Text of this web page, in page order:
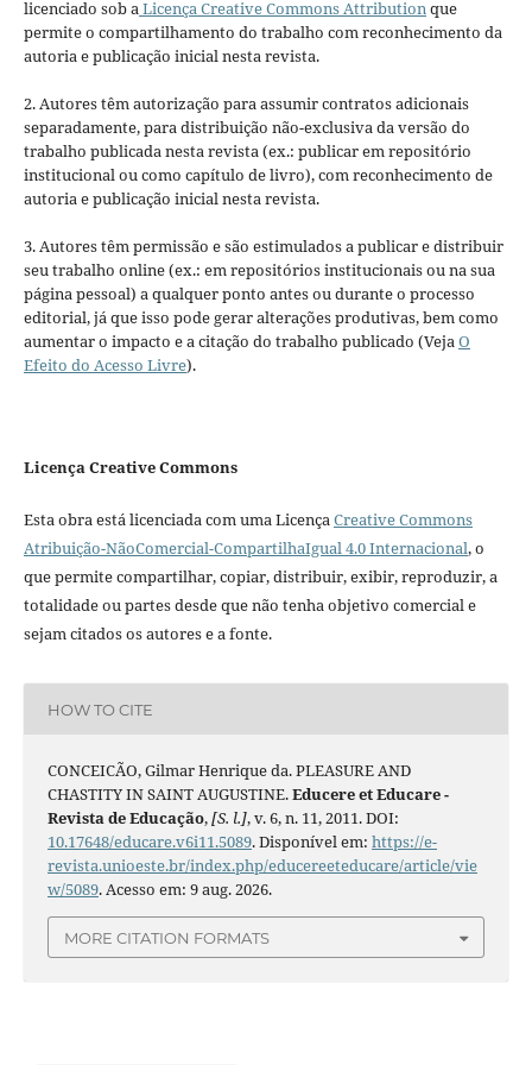
licenciado sob aLicença Creative Commons Attributionque
permite o compartilhamento do trabalho com reconhecimento da
autoria e publicação inicial nesta revista.
2. Autores têm autorização para assumir contratos adicionais
separadamente, para distribuição não-exclusiva da versão do
trabalho publicada nesta revista (ex.: publicar em repositório
institucional ou como capítulo de livro), com reconhecimento de
autoria e publicação inicial nesta revista.
3. Autores têm permissão e são estimulados a publicar e distribuir
seu trabalho online (ex.: em repositórios institucionais ou na sua
página pessoal) a qualquer ponto antes ou durante o processo
editorial, já que isso pode gerar alterações produtivas, bem como
aumentar o impacto e a citação do trabalho publicado (VejaO
Efeito do Acesso Livre).
Licença Creative Commons
Esta obra está licenciada com uma LicençaCreative Commons
Atribuição-NãoComercial-CompartilhaIgual 4.0 Internacional, o
que permite compartilhar, copiar, distribuir, exibir, reproduzir, a
totalidade ou partes desde que não tenha objetivo comercial e
sejam citados os autores e a fonte.
HOW TO CITE
CONCEICÃO, Gilmar Henrique da. PLEASURE AND
CHASTITY IN SAINT AUGUSTINE.Educere et Educare -
Revista de Educação,[S. l.], v. 6, n. 11, 2011. DOI:
10.17648/educare.v6i11.5089. Disponível em: https://e-
revista.unioeste.br/index.php/educereeteducare/article/vie
w/5089. Acesso em: 9 aug. 2026.
MORE CITATION FORMATS